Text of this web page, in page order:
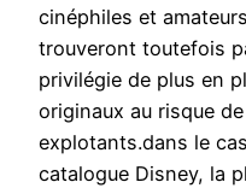
cinéphiles et
trouveront toutefois
privilégie de plus en
originaux au risque
explotants.dans le
catalogue Disney, la